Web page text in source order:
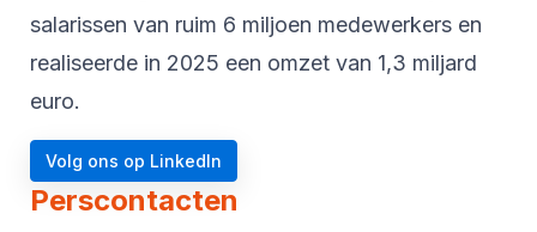
salarissen van ruim 6 miljoen medewerkers en
realiseerde in 2025 een omzet van 1,3 miljard
euro.
Volg ons op LinkedIn
Perscontacten